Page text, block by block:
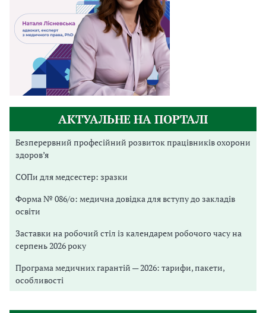
АКТУАЛЬНЕ НА ПОРТАЛІ
Безперервний професійний розвиток працівників охорони
здоров’я
СОПи для медсестер: зразки
Форма № 086/о: медична довідка для вступу до закладів
освіти
Заставки на робочий стіл із календарем робочого часу на
серпень 2026 року
Програма медичних гарантій — 2026: тарифи, пакети,
особливості